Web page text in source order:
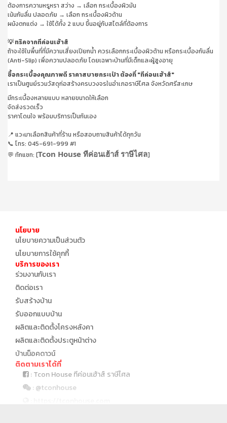
ต้องการความหรูหรา สว่าง → เลือก กระเบื้องผิวมัน
เน้นกันลื่น ปลอดภัย → เลือก กระเบื้องผิวด้าน
ผนังตกแต่ง → ใช้ได้ทั้ง 2 แบบ ขึ้นอยู่กับสไตล์ที่ต้องการ
💡 ทริคจากทีค่อนเฮ้าส์
ถ้าจะใช้ในพื้นที่ที่มีความเสี่ยงเปียกน้ำ ควรเลือกกระเบื้องผิวด้าน หรือกระเบื้องกันลื่น
(Anti-Slip) เพื่อความปลอดภัย โดยเฉพาะบ้านที่มีเด็กและผู้สูงอายุ
ซื้อกระเบื้องคุณภาพดี ราคาสบายกระเป๋า ต้องที่ "ทีค่อนเฮ้าส์"
เราเป็นศูนย์รวมวัสดุก่อสร้างครบวงจรในอำเภอราษีไศล จังหวัดศรีสะเกษ
มีกระเบื้องหลายแบบ หลายขนาดให้เลือก
จัดส่งรวดเร็ว
ราคาโดนใจ พร้อมบริการเป็นกันเอง
📍 แวะมาเลือกสินค้าที่ร้าน หรือสอบถามสินค้าได้ทุกวัน
📞 โทร: 045-691-999 #1
💬 ทักแชท: [Tcon House ทีค่อนเฮ้าส์ ราษีไศล]
นโยบาย
นโยบายความเป็นส่วนตัว
นโยบายการใช้คุกกี้
บริการของเรา
ร่วมงานกับเรา
ติดต่อเรา
รับสร้างบ้าน
รับออกแบบบ้าน
ผลิตและติดตั้งโครงหลังคา
ผลิตและติดตั้งประตูหน้าต่าง
บ้านน็อคดาวน์
ติดตามเราได้ที่
: Tcon House ทีค่อนเฮ้าส์ ราษีไศล
: @tconhouse